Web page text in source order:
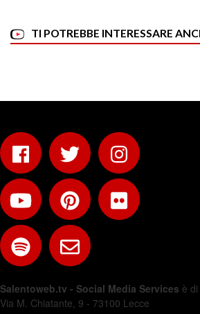
TI POTREBBE INTERESSARE
Salentoweb.tv - Social Media Services è di
Via M. Chiatante, 9 - 73100 Lecce